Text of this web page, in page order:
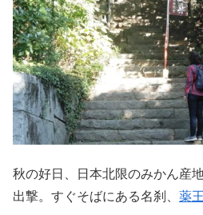
秋の好日、日本北限のみかん産
出撃。すぐそばにある名刹、 薬